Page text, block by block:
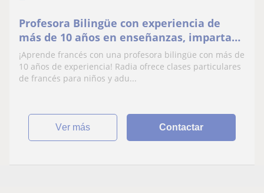
Profesora Bilingüe con experiencia de
más de 10 años en enseñanzas, imparta
clases de Francés para niños y adultos
¡Aprende francés con una profesora bilingüe con más de
10 años de experiencia! Radia ofrece clases particulares
de francés para niños y adu...
ver más Contactar